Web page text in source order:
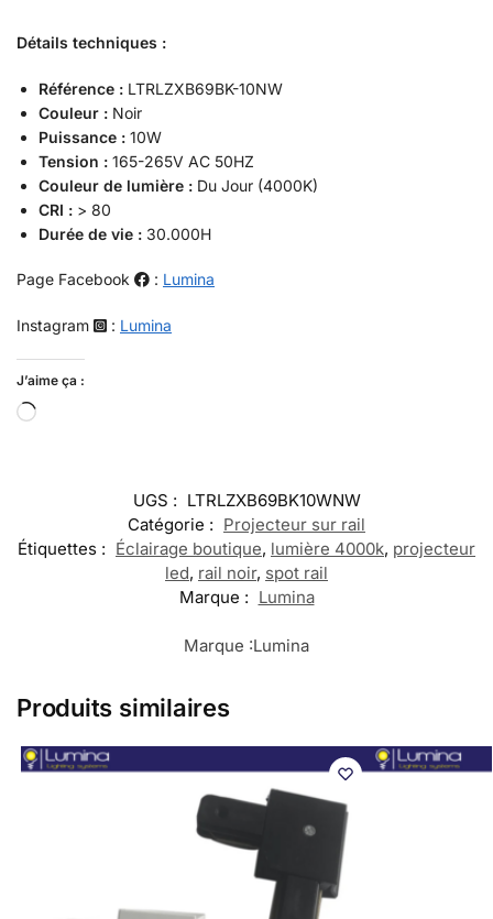
Détails techniques :
Référence : LTRLZXB69BK-10NW
Couleur : Noir
Puissance : 10W
Tension : 165-265V AC 50HZ
Couleur de lumière : Du Jour (4000K)
CRI : > 80
Durée de vie : 30.000H
Page Facebook : Lumina
Instagram : Lumina
J’aime ça :
UGS : LTRLZXB69BK10WNW
Catégorie : Projecteur sur rail
Étiquettes : Éclairage boutique, lumière 4000k, projecteur
led, rail noir, spot rail
Marque : Lumina
Marque :Lumina
Produits similaires